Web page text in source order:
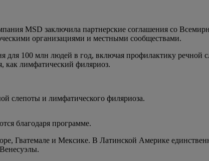
MSD заключила партнерские соглашения со
организациями и местными сообществами.
100 млн людей в год, включая профилактику речной
как лимфатический филяриоз.
слепоты и лимфатического филяриоза.
благодаря программе.
Гватемале и Мексике. В Латинской Америке